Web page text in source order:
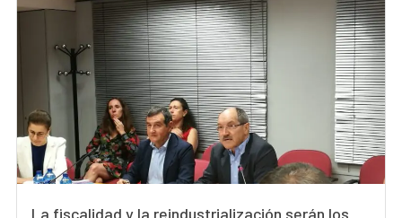
La fiscalidad y la reindustrialización serán los